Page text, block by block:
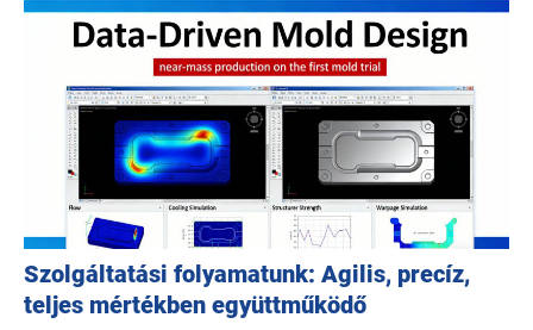
Szolgáltatási folyamatunk: Agilis, precíz,
teljes mértékben együttműködő